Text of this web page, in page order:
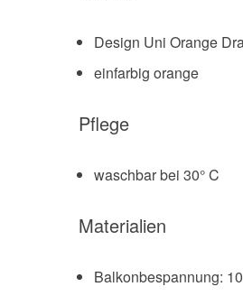
Design Uni Orange
einfarbig orange
Pflege
waschbar bei 30° C
Materialien
Balkonbespannung: